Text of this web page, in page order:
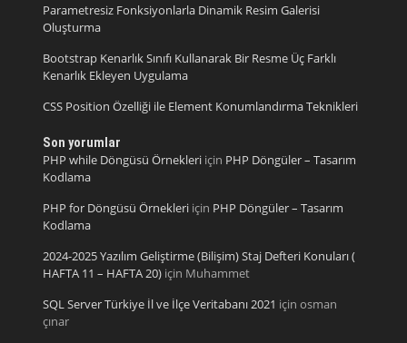
Parametresiz Fonksiyonlarla Dinamik Resim Galerisi
Oluşturma
Bootstrap Kenarlık Sınıfı Kullanarak Bir Resme Üç Farklı
Kenarlık Ekleyen Uygulama
CSS Position Özelliği ile Element Konumlandırma Teknikleri
Son yorumlar
PHP while Döngüsü Örnekleriiçin PHP Döngüler – Tasarım
Kodlama
PHP for Döngüsü Örnekleriiçin PHP Döngüler – Tasarım
Kodlama
2024-2025 Yazılım Geliştirme (Bilişim) Staj Defteri Konuları (
HAFTA 11 – HAFTA 20)için Muhammet
SQL Server Türkiye İl ve İlçe Veritabanı 2021 için osman
çınar